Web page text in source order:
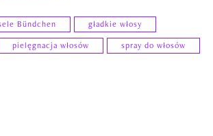
Bündchen
gładkie włosy
pielęgnacja włosów spray do włosów